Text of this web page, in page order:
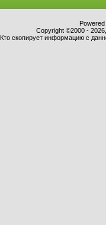
Copyright ©2000 -
Кто скопирует информацию с